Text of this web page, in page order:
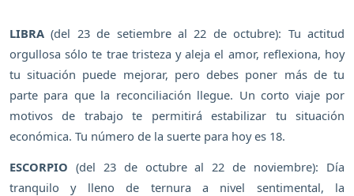
LIBRA (del 23 de setiembre al 22 de octubre): Tu actitud
orgullosa sólo te trae tristeza y aleja el amor, reflexiona, hoy
tu situación puede mejorar, pero debes poner más de tu
parte para que la reconciliación llegue. Un corto viaje por
motivos de trabajo te permitirá estabilizar tu situación
económica. Tu número de la suerte para hoy es 18.
ESCORPIO (del 23 de octubre al 22 de noviembre): Día
tranquilo y lleno de ternura a nivel sentimental, la